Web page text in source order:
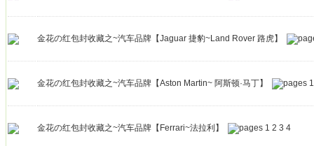
金花の红包封收藏之~汽车品牌【Jaguar 捷豹~Land Rover 路虎】
金花の红包封收藏之~汽车品牌【Aston Martin~ 阿斯顿·马丁】 1
金花の红包封收藏之~汽车品牌【Ferrari~法拉利】 1 2 3 4